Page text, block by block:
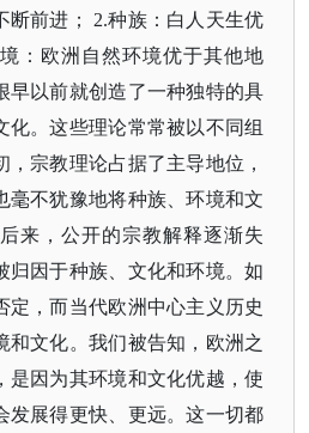
断前进； 2.种族：白人天生优
：欧洲自然环境优于其他地
早以前就创造了一种独特的具
化。这些理论常常被以不同组
，宗教理论占据了主导地位，
毫不犹豫地将种族、环境和文
来，公开的宗教解释逐渐失
归因于种族、文化和环境。如
定，而当代欧洲中心主义历史
和文化。我们被告知，欧洲之
是因为其环境和文化优越，使
发展得更快、更远。这一切都